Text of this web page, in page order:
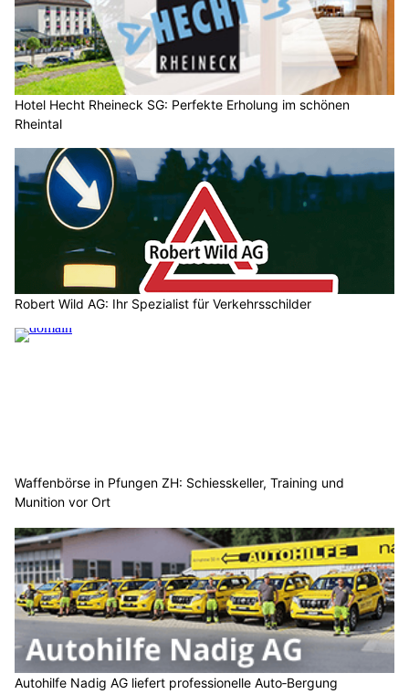
Hotel Hecht Rheineck SG: Perfekte Erholung im schönen
Rheintal
Robert Wild AG: Ihr Spezialist für Verkehrsschilder
Waffenbörse in Pfungen ZH: Schiesskeller, Training und
Munition vor Ort
Autohilfe Nadig AG liefert professionelle Auto‑Bergung